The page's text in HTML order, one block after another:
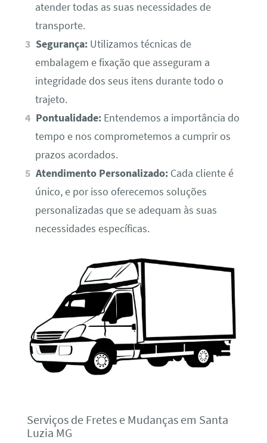
atender todas as suas necessidades de
transporte.
Segurança: Utilizamos técnicas de
embalagem e fixação que asseguram a
integridade dos seus itens durante todo o
trajeto.
Pontualidade: Entendemos a importância do
tempo e nos comprometemos a cumprir os
prazos acordados.
Atendimento Personalizado: Cada cliente é
único, e por isso oferecemos soluções
personalizadas que se adequam às suas
necessidades específicas.
Serviços de Fretes e Mudanças em Santa
Luzia MG